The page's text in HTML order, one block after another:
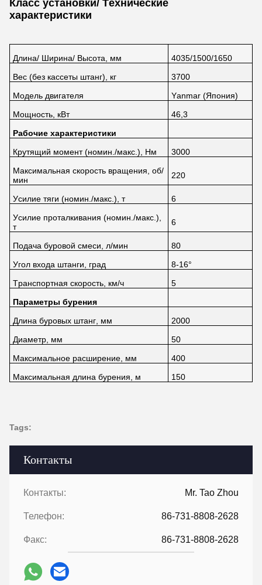
Контакты
Контакты: Mr. Tao Zhou
Телефон: 86-731-8808-2628
Факс: 86-731-8808-2628
Класс установки/ Технические
характеристики
Длина/ Ширина/ Высота, мм
4035/1500/1650
Вес (без кассеты штанг), кг
3700
Модель двигателя
Yanmar (Япония)
Мощность, кВт
46,3
Рабочие характеристики
Крутящий момент (номин./макс.), Нм
3000
Максимальная скорость вращения, об/
мин
220
Усилие тяги (номин./макс.), т
6
Усилие проталкивания (номин./макс.),
т
6
Подача буровой смеси, л/мин
80
Угол входа штанги, град
8-16°
Транспортная скорость, км/ч
5
Параметры бурения
Длина буровых штанг, мм
2000
Диаметр, мм
50
Максимальное расширение, мм
400
Максимальная длина бурения, м
150
Tags: